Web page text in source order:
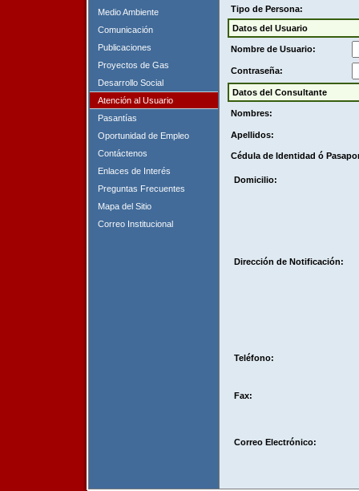
Medio Ambiente
Comunicación
Publicaciones
Proyectos de Gas
Desarrollo Social
Atención al Usuario
Pasantías
Oportunidad de Empleo
Contáctenos
Enlaces de Interés
Preguntas Frecuentes
Mapa del Sitio
Correo Institucional
Tipo de Persona:
Datos del Usuario
Nombre de Usuario:
Contraseña:
Datos del Consultante
Nombres:
Apellidos:
Cédula de Identidad ó
Domicilio:
Dirección de Notificación:
Teléfono:
Fax:
Correo Electrónico: